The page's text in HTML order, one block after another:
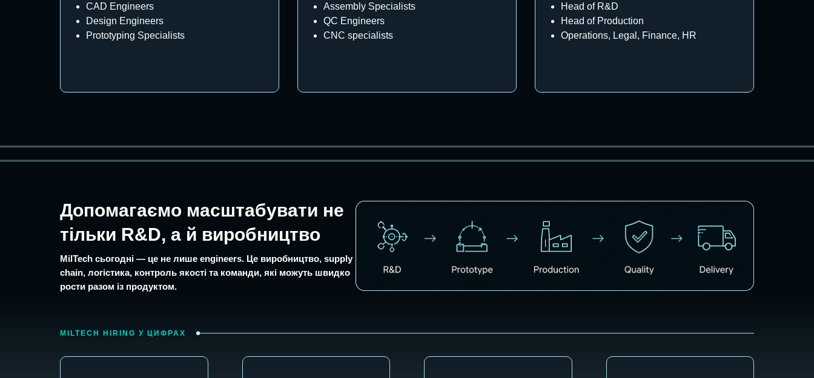
CAD Engineers
Design Engineers
Prototyping Specialists
Assembly Specialists
QC Engineers
CNC specialists
Head of R&D
Head of Production
Operations, Legal, Finance, HR
Допомагаємо масштабувати не
тільки R&D, а й виробництво
MilTech сьогодні — це не лише engineers. Це виробництво, supply
chain, логістика, контроль якості та команди, які можуть швидко
рости разом із продуктом.
MILTECH HIRING У ЦИФРАХ